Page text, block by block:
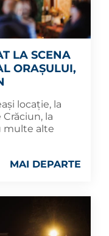
LA SCENA
ORAȘULUI,
locație, la
la
multe alte
MAI DEPARTE